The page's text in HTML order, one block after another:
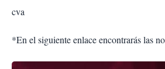
cva
*En el siguiente enlace encontrarás las